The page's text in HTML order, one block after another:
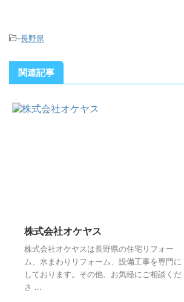
-長野県
関連記事
株式会社オケヤス
株式会社オケヤスは長野県の住宅リフォー
ム、水まわりリフォーム、設備工事を専門に
しております。その他、お気軽にご相談くだ
さ ...